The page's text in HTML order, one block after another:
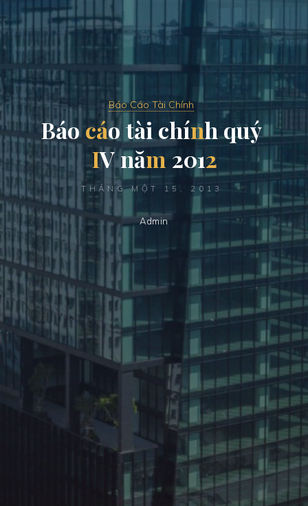
Báo Cáo Tài Chính
Báo cáo tài chính quý
IVnăm 2012
THÁNG MỘT 15, 2013
Admin